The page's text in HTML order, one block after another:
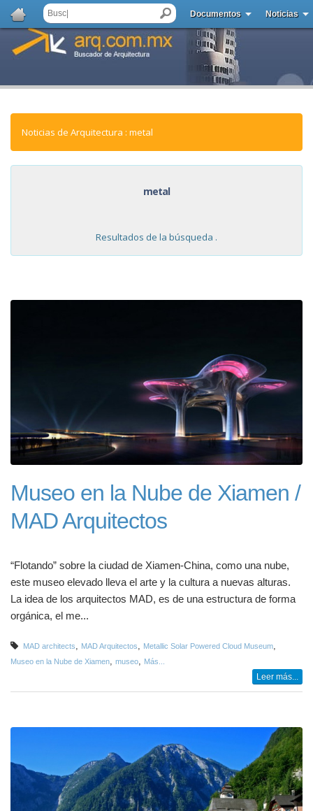
Documentos Noticias
Noticias de Arquitectura : metal
metal
Resultados de la búsqueda .
Museo en la Nube de Xiamen /
MAD Arquitectos
“Flotando” sobre la ciudad de Xiamen-China, como una nube,
este museo elevado lleva el arte y la cultura a nuevas alturas.
La idea de los arquitectos MAD, es de una estructura de forma
orgánica, el me...
MAD architects MAD Arquitectos Metallic Solar Powered Cloud Museum
Museo en la Nube de Xiamen museo Más...
Leer más...